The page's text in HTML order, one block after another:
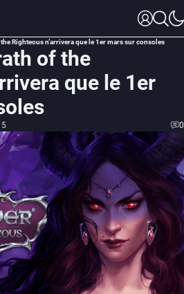
Righteous n’arrivera que le 1er mars sur consoles
of the
que le 1er
0